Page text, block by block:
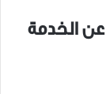
الخدمة